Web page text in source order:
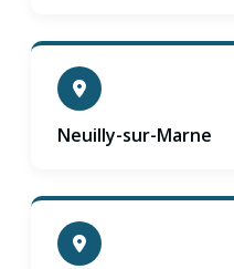
Neuilly-sur-Marne